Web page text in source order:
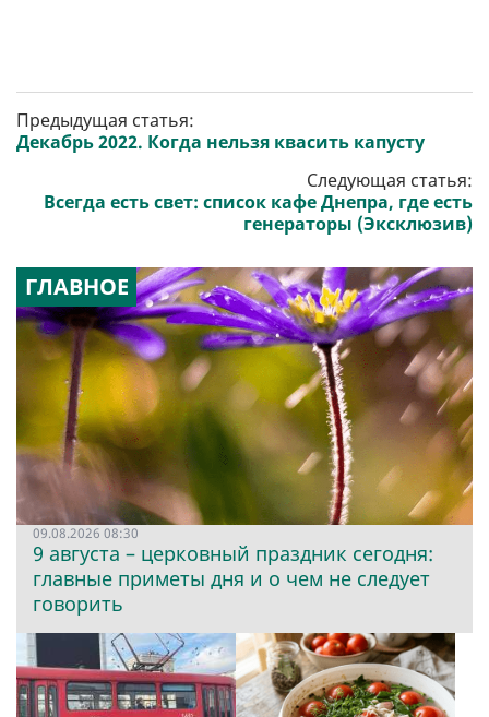
Предыдущая статья:
Декабрь 2022. Когда нельзя квасить капусту
Следующая статья:
Всегда есть свет: список кафе Днепра, где есть
генераторы (Эксклюзив)
ГЛАВНОЕ
09.08.2026 08:30
9 августа – церковный праздник сегодня:
главные приметы дня и о чем не следует
говорить